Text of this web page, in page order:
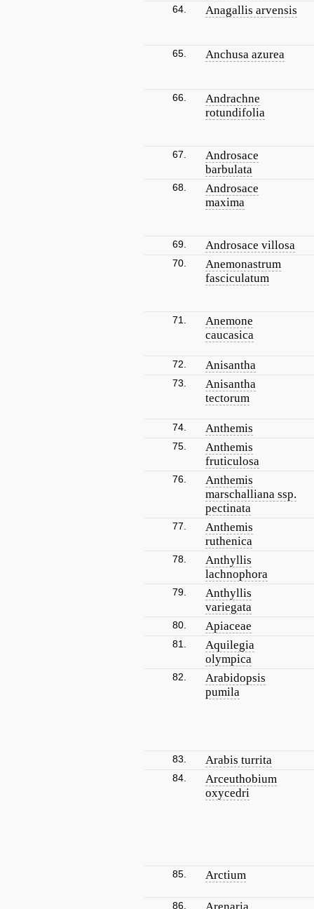
64. Anagallis arvensis
65. Anchusa azurea
66.
Andrachne
rotundifolia
67.
Androsace
barbulata
68.
Androsace
maxima
69. Androsace villosa
70.
Anemonastrum
fasciculatum
71.
Anemone
caucasica
72. Anisantha
73.
Anisantha
tectorum
74. Anthemis
75.
Anthemis
fruticulosa
76.
Anthemis
marschalliana ssp.
pectinata
77.
Anthemis
ruthenica
78.
Anthyllis
lachnophora
79.
Anthyllis
variegata
80. Apiaceae
81.
Aquilegia
olympica
82.
Arabidopsis
pumila
83. Arabis turrita
84.
Arceuthobium
oxycedri
85. Arctium
86.